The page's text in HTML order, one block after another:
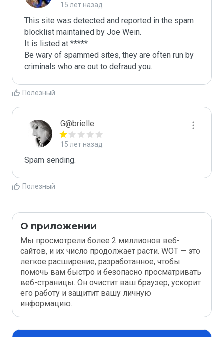
15 лет назад
This site was detected and reported in the spam
blocklist maintained by Joe Wein.
It is listed at *****
Be wary of spammed sites, they are often run by
criminals who are out to defraud you.
Полезный
G@brielle
15 лет назад
Spam sending.
Полезный
О приложении
Мы просмотрели более 2 миллионов веб-
сайтов, и их число продолжает расти. WOT — это
легкое расширение, разработанное, чтобы
помочь вам быстро и безопасно просматривать
веб-страницы. Он очистит ваш браузер, ускорит
его работу и защитит вашу личную
информацию.